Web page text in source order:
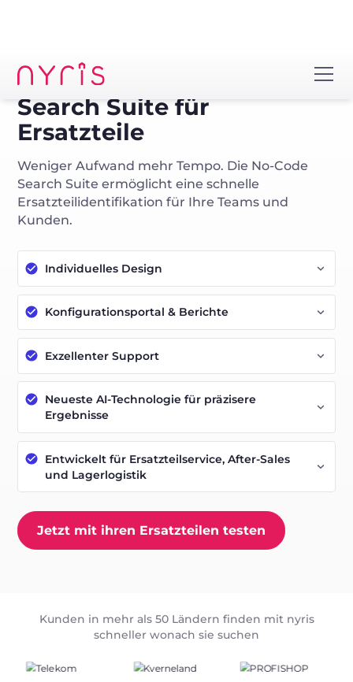
Search Suite für
Ersatzteile
Weniger Aufwand mehr Tempo. Die No-Code
Search Suite ermöglicht eine schnelle
Ersatzteilidentifikation für Ihre Teams und
Kunden.
Individuelles Design
Konfigurationsportal & Berichte
Exzellenter Support
Neueste AI-Technologie für präzisere
Ergebnisse
Entwickelt für Ersatzteilservice, After-Sales
und Lagerlogistik
Jetzt mit ihren Ersatzteilen testen
Kunden in mehr als 50 Ländern finden mit nyris
schneller wonach sie suchen